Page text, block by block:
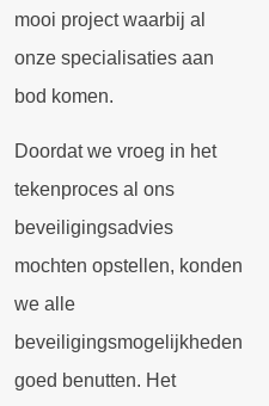
mooi project waarbij al
onze specialisaties aan
bod komen.
Doordat we vroeg in het
tekenproces al ons
beveiligingsadvies
mochten opstellen, konden
we alle
beveiligingsmogelijkheden
goed benutten. Het